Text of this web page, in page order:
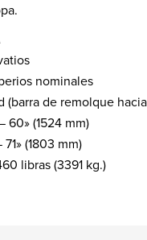
nominales
(barra de remolque
60» (1524 mm)
(1803 mm)
libras (3391 kg.)